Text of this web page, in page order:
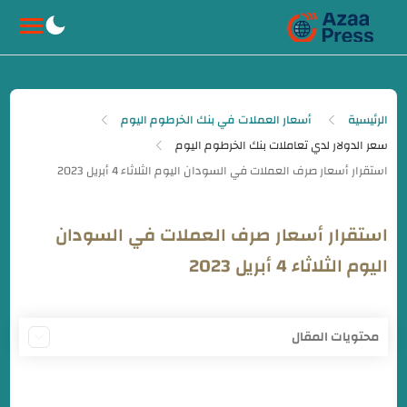
الرئيسية
أسعار العملات في بنك الخرطوم اليوم
سعر الدولار لدي تعاملات بنك الخرطوم اليوم
استقرار أسعار صرف العملات في السودان
اليوم الثلاثاء 4 أبريل 2023
محتويات المقال